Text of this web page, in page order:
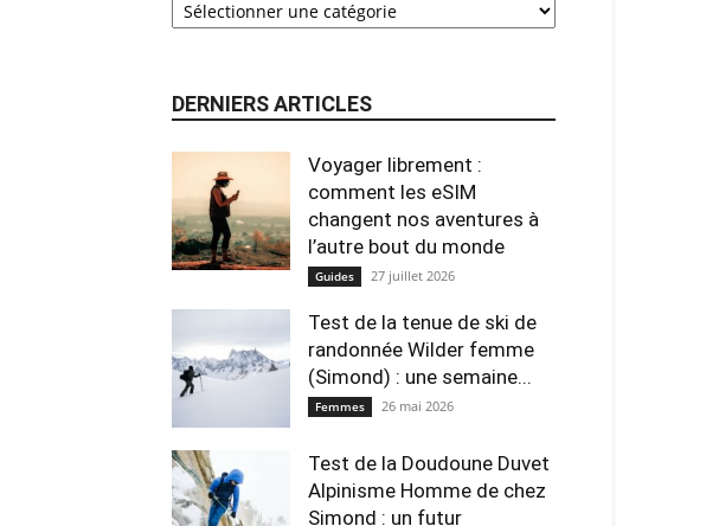
DERNIERS ARTICLES
Voyager librement :
comment les eSIM
changent nos aventures à
l’autre bout du monde
Guides 27 juillet 2026
Test de la tenue de ski de
randonnée Wilder femme
(Simond) : une semaine...
Femmes 26 mai 2026
Test de la Doudoune Duvet
Alpinisme Homme de chez
Simond : un futur